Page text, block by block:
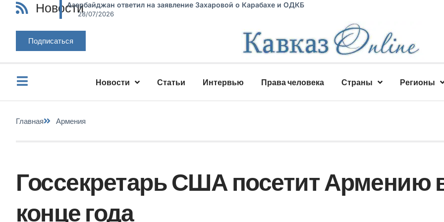
НовостиАзербайджан ответил на заявление Захаровой о Карабахе и ОДКБ
28/07/2026
Подписаться
Новости Статьи Интервью Права человека Страны Регионы
Главная Армения
Госсекретарь США посетит Армению
конце года